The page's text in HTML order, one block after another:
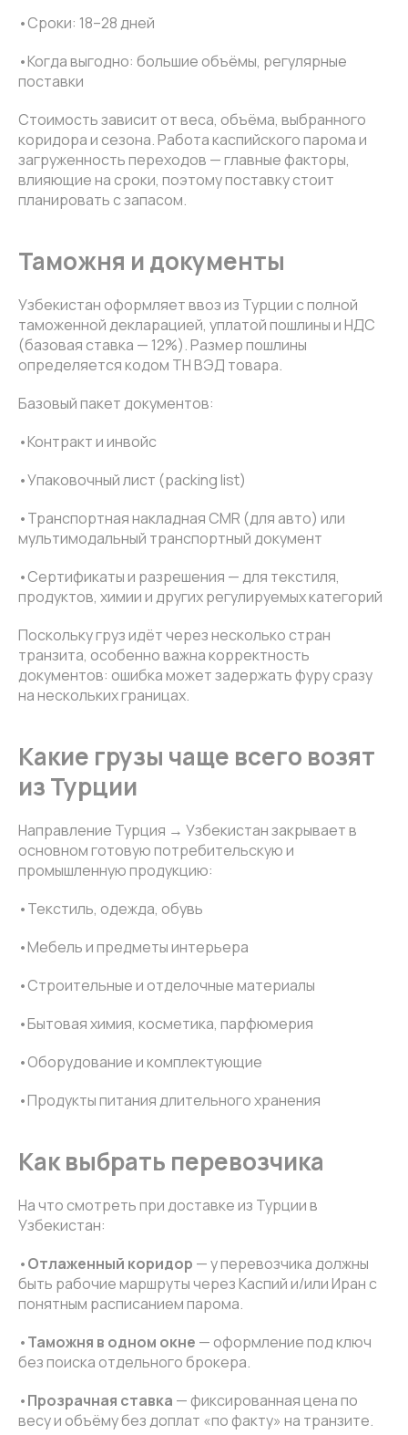
•Сроки: 18–28 дней
•Когда выгодно: большие объёмы, регулярные
поставки
Стоимость зависит от веса, объёма, выбранного
коридора и сезона. Работа каспийского парома и
загруженность переходов — главные факторы,
влияющие на сроки, поэтому поставку стоит
планировать с запасом.
Таможня и документы
Узбекистан оформляет ввоз из Турции с полной
таможенной декларацией, уплатой пошлины и НДС
(базовая ставка — 12%). Размер пошлины
определяется кодом ТН ВЭД товара.
Базовый пакет документов:
•Контракт и инвойс
•Упаковочный лист (packing list)
•Транспортная накладная CMR (для авто) или
мультимодальный транспортный документ
•Сертификаты и разрешения — для текстиля,
продуктов, химии и других регулируемых категорий
Поскольку груз идёт через несколько стран
транзита, особенно важна корректность
документов: ошибка может задержать фуру сразу
на нескольких границах.
Какие грузы чаще всего возят
из Турции
Направление Турция → Узбекистан закрывает в
основном готовую потребительскую и
промышленную продукцию:
•Текстиль, одежда, обувь
•Мебель и предметы интерьера
•Строительные и отделочные материалы
•Бытовая химия, косметика, парфюмерия
•Оборудование и комплектующие
•Продукты питания длительного хранения
Как выбрать перевозчика
На что смотреть при доставке из Турции в
Узбекистан:
•Отлаженный коридор — у перевозчика должны
быть рабочие маршруты через Каспий и/или Иран с
понятным расписанием парома.
•Таможня в одном окне — оформление под ключ
без поиска отдельного брокера.
•Прозрачная ставка — фиксированная цена по
весу и объёму без доплат «по факту» на транзите.